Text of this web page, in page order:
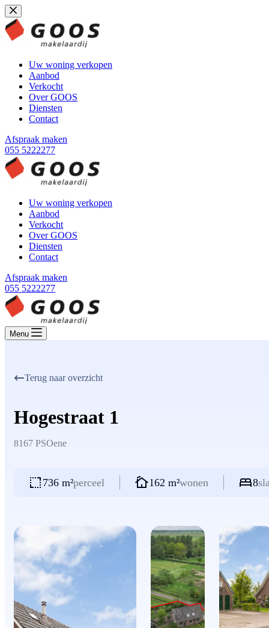
Ga
naar
de
inhoud
Uw woning verkopen
Aanbod
Verkocht
Over GOOS
Diensten
Contact
Afspraak maken
055 5222277
Uw woning verkopen
Aanbod
Verkocht
Over GOOS
Diensten
Contact
Afspraak maken
055 5222277
Menu
Terug naar overzicht
Hogestraat 1
8167 PSOene
736 m²perceel 162 m²wonen 8